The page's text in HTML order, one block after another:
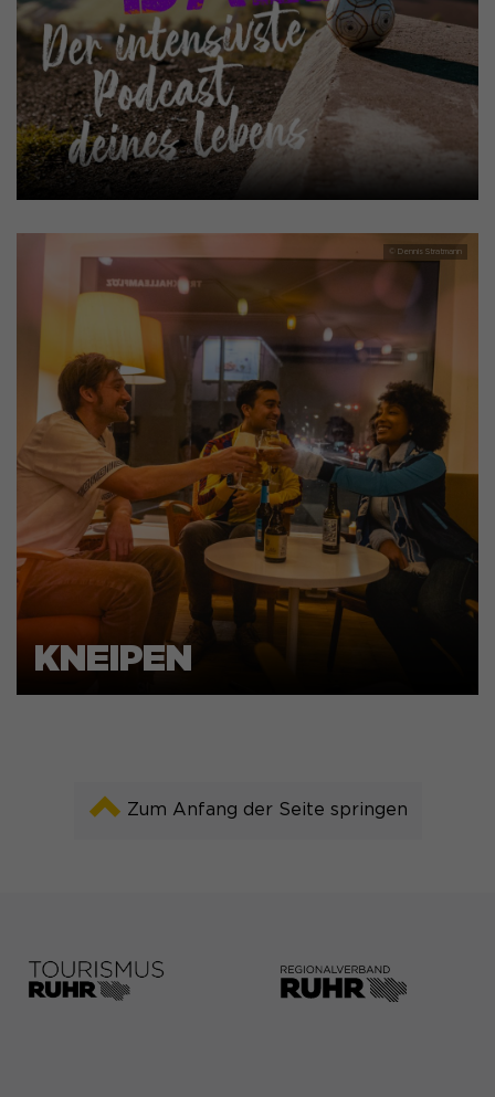
KNEIPEN
Zum Anfang der Seite springen